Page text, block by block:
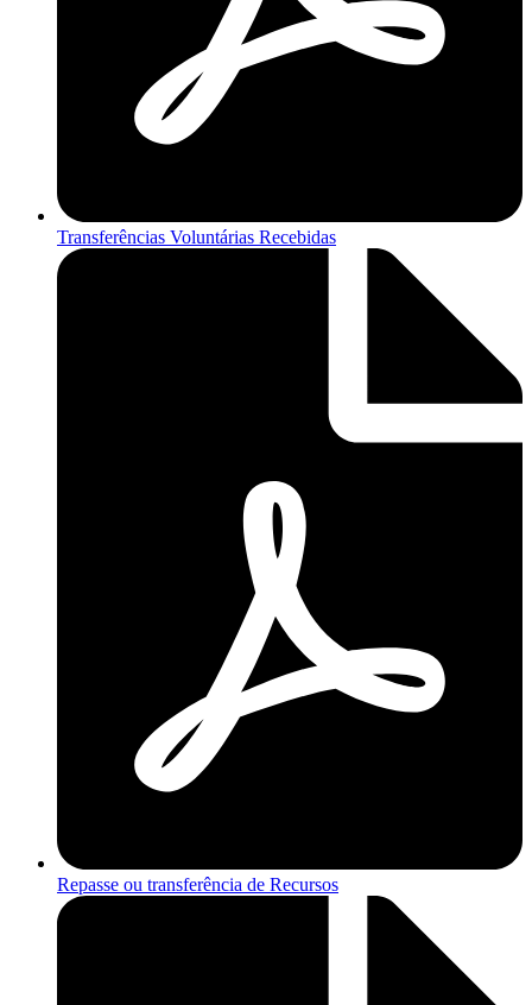
Transferências Voluntárias Recebidas
Repasse ou transferência de Recursos